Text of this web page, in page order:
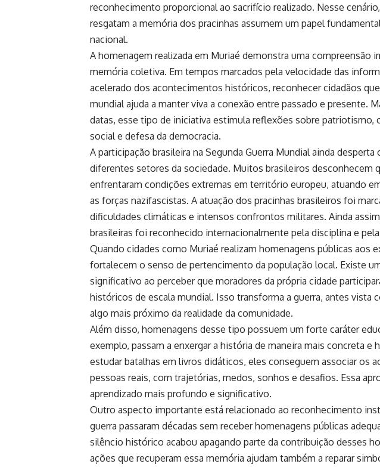
reconhecimento proporcional ao sacrifício realizado. Nesse
resgatam a memória dos pracinhas assumem um papel
nacional.
A homenagem realizada em Muriaé demonstra uma compreensão
memória coletiva. Em tempos marcados pela velocidade das
acelerado dos acontecimentos históricos, reconhecer cidadãos
mundial ajuda a manter viva a conexão entre passado e presente.
datas, esse tipo de iniciativa estimula reflexões sobre patriotismo,
social e defesa da democracia.
A participação brasileira na Segunda Guerra Mundial ainda
diferentes setores da sociedade. Muitos brasileiros desconhecem
enfrentaram condições extremas em território europeu, atuando
as forças nazifascistas. A atuação dos pracinhas brasileiros foi
dificuldades climáticas e intensos confrontos militares. Ainda
brasileiras foi reconhecido internacionalmente pela disciplina e
Quando cidades como Muriaé realizam homenagens públicas aos
fortalecem o senso de pertencimento da população local. Existe
significativo ao perceber que moradores da própria cidade
históricos de escala mundial. Isso transforma a guerra, antes vista
algo mais próximo da realidade da comunidade.
Além disso, homenagens desse tipo possuem um forte caráter
exemplo, passam a enxergar a história de maneira mais concreta e
estudar batalhas em livros didáticos, eles conseguem associar os
pessoas reais, com trajetórias, medos, sonhos e desafios. Essa
aprendizado mais profundo e significativo.
Outro aspecto importante está relacionado ao reconhecimento
guerra passaram décadas sem receber homenagens públicas
silêncio histórico acabou apagando parte da contribuição desses
ações que recuperam essa memória ajudam também a reparar